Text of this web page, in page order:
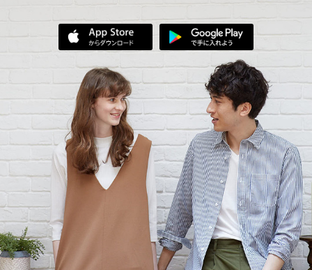
App Storeからダウンロード